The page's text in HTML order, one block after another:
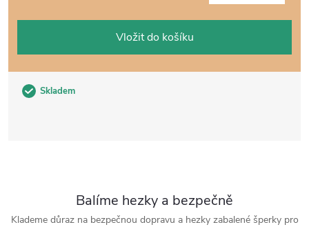
Skladem
Vložit do košíku
Balíme hezky a bezpečně
Klademe důraz na bezpečnou dopravu a hezky zabalené šperky pro